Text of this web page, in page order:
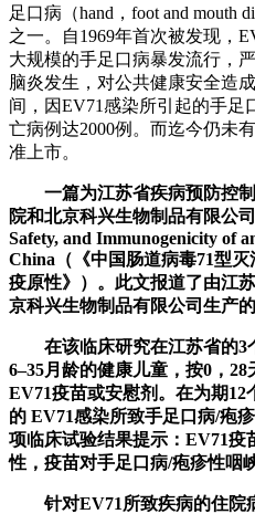
足口病（hand，foot and mouth
之一。自1969年首次被发现，
大规模的手足口病暴发流行，
脑炎发生，对公共健康安全造
间，因EV71感染所引起的手足
亡病例达2000例。而迄今仍未
准上市。
一篇为江苏省疾病预防控制
院和北京科兴生物制品有限公
Safety, and Immunogenicity of
China（《中国肠道病毒71型
疫原性》）。此文报道了由江
京科兴生物制品有限公司生产
在该临床研究在江苏省的3
6–35月龄的健康儿童，按0，
EV71疫苗或安慰剂。在为期12
的 EV71感染所致手足口病/疱
项临床试验结果提示：EV71疫
性，疫苗对手足口病/疱疹性咽
针对EV71所致疾病的住院